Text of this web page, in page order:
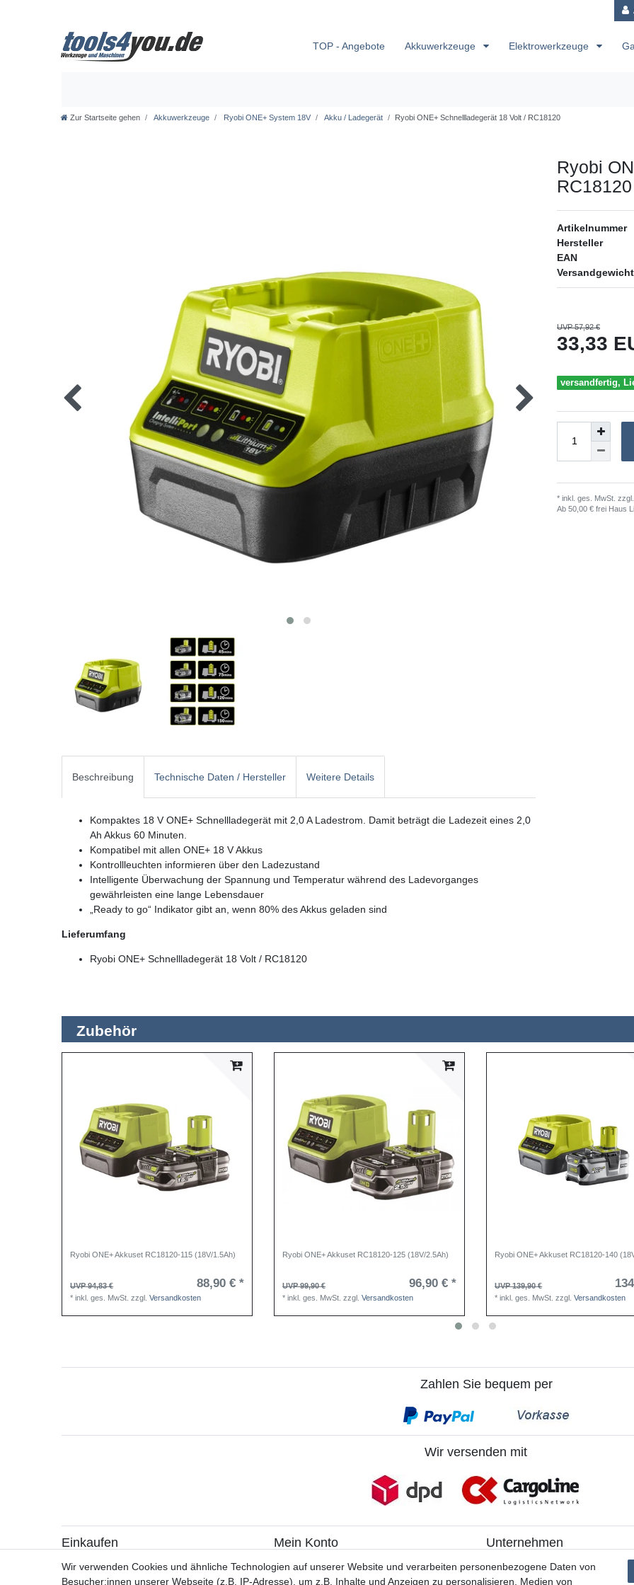
TOP - Angebote Akkuwerkzeuge Elektrowerkzeuge
Zur Startseite gehen Akkuwerkzeuge Ryobi ONE+ System 18V Akku / Ladegerät Ryobi ONE+ Schnellladegerät 18 Volt / RC18120
Beschreibung Technische Daten / Hersteller Weitere Details
Kompaktes 18 V ONE+ Schnellladegerät mit 2,0 A Ladestrom. Damit beträgt die Ladezeit eines 2,0
Ah Akkus 60 Minuten.
Kompatibel mit allen ONE+ 18 V Akkus
Kontrollleuchten informieren über den Ladezustand
Intelligente Überwachung der Spannung und Temperatur während des Ladevorganges
gewährleisten eine lange Lebensdauer
„Ready to go“ Indikator gibt an, wenn 80% des Akkus geladen sind
Lieferumfang
Ryobi ONE+ Schnellladegerät 18 Volt / RC18120
Ryobi
RC18120
Artikelnummer
Hersteller
EAN
Versandgewicht
UVP 57,92 €
33,33
versandfertig,
* inkl. ges. MwSt. zzgl.
Ab 50,00 € frei Haus
Zubehör
Ryobi ONE+ Akkuset RC18120-115 (18V/1.5Ah)
UVP 94,83 € 88,90 € *
*inkl. ges. MwSt. zzgl.Versandkosten
Ryobi ONE+ Akkuset RC18120-125 (18V/2.5Ah)
UVP 99,90 € 96,90 € *
*inkl. ges. MwSt. zzgl.Versandkosten
Ryobi ONE+ Akkuset RC18120-140
UVP 139,90 €
*inkl. ges. MwSt. zzgl.Versandkosten
Zahlen Sie bequem per
Wir versenden mit
Einkaufen
> Zahlungsarten
> Versandarten & -kosten
Mein Konto
> Registrieren
> Login
Unternehmen
> Kontakt
> Datenschutzerklärung
Wir verwenden Cookies und ähnliche Technologien auf unserer Website und verarbeiten personenbezogene Daten von
Besucher:innen unserer Webseite (z.B. IP-Adresse), um z.B. Inhalte und Anzeigen zu personalisieren, Medien von